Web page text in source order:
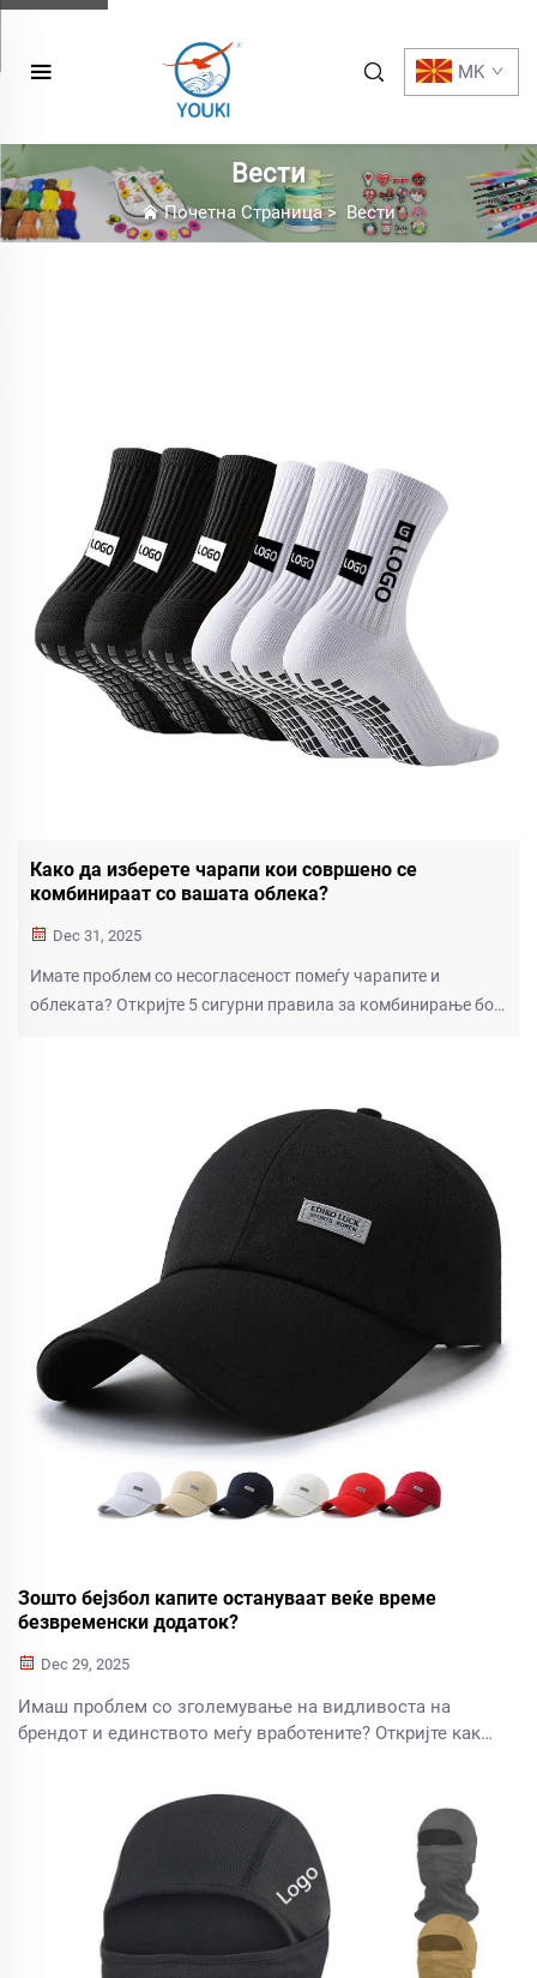
MK
Вести
Почетна Страница> Вести
Како да изберете чарапи кои совршено се
комбинираат со вашата облека?
Dec 31, 2025
Имате проблем со несогласеност помеѓу чарапите и
облеката? Откријте 5 сигурни правила за комбинирање бои,
Зошто бејзбол капите остануваат веќе време
безвременски додаток?
Dec 29, 2025
Имаш проблем со зголемување на видливоста на
брендот и единството меѓу вработените? Откријте како
инвестициите за B2B компании. Добијте ја вашата
стратегија за облека со бренд веднаш.